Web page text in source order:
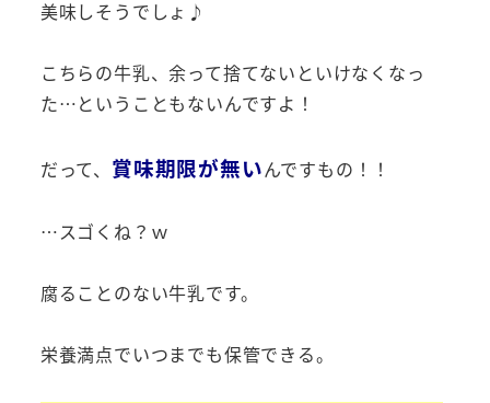
美味しそうでしょ♪
こちらの牛乳、余って捨てないといけなくなっ
た…ということもないんですよ！
だって、 賞味期限が無いんですもの！！
…スゴくね？ｗ
腐ることのない牛乳です。
栄養満点でいつまでも保管できる。